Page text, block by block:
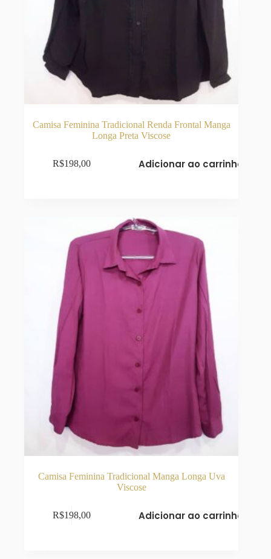
Camisa Feminina Tradicional Renda Frontal Manga
Longa Preta Viscose
R$198,00 Adicionar ao carrinho
Camisa Feminina Tradicional Manga Longa Uva
Viscose
R$198,00 Adicionar ao carrinho